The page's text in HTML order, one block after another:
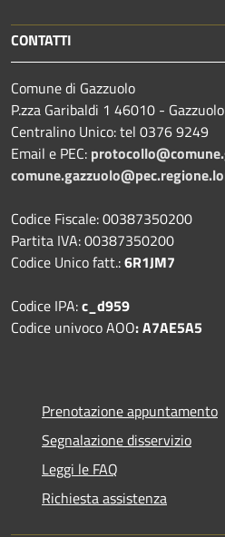
CONTATTI
Comune di Gazzuolo
P.zza Garibaldi 1 46010 -
Centralino Unico: tel 0376 9249
Email e PEC:
Codice Fiscale: 00387350200
Partita IVA: 00387350200
Codice Unico fatt.:6R1JM7
Codice IPA:c_d959
Codice univoco AOO: A7AE5A5
Prenotazione appuntamento
Segnalazione disservizio
Leggi le FAQ
Richiesta assistenza